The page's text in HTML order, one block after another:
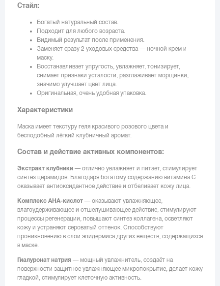
Стайл:
Богатый натуральный состав.
Подходит для любого возраста.
Видимый результат после применения.
Заменяет сразу 2 уходовых средства — ночной крем и
маску.
Восстанавливает упругость, увлажняет, тонизирует,
снимает признаки усталости, разглаживает морщинки,
значимо улучшает цвет лица.
Оригинальная, очень удобная упаковка.
Характеристики
Маска имеет текстуру геля красивого розового цвета и
бесподобный лёгкий клубничный аромат.
Состав и действие активных компонентов:
Экстракт клубники — отлично увлажняет и питает, стимулирует
синтез церамидов. Благодаря богатому содержанию витамина С
оказывает антиоксидантное действие и отбеливает кожу лица.
Комплекс АНА-кислот — оказывают увлажняющее,
влагоудерживающее и отшелушивающее действие, стимулируют
процессы регенерации, повышают синтез коллагена, осветляют
кожу и устраняют сероватый оттенок. Способствуют
проникновению в слои эпидермиса других веществ, содержащихся
в маске.
Гиалуронат натрия — мощный увлажнитель, создаёт на
поверхности защитное увлажняющее микропокрытие, делает кожу
гладкой, стимулирует клеточную активность.